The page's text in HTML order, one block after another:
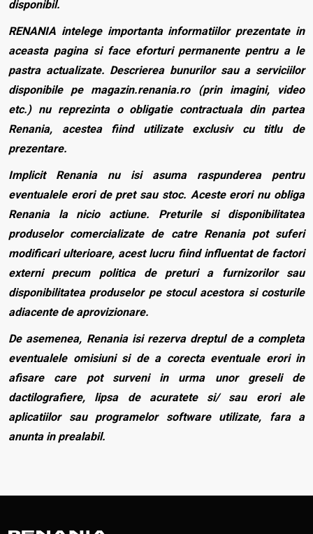
disponibil.
RENANIA intelege importanta informatiilor prezentate in
aceasta pagina si face eforturi permanente pentru a le
pastra actualizate. Descrierea bunurilor sau a serviciilor
disponibile pe magazin.renania.ro (prin imagini, video
etc.) nu reprezinta o obligatie contractuala din partea
Renania, acestea fiind utilizate exclusiv cu titlu de
prezentare.
Implicit Renania nu isi asuma raspunderea pentru
eventualele erori de pret sau stoc. Aceste erori nu obliga
Renania la nicio actiune. Preturile si disponibilitatea
produselor comercializate de catre Renania pot suferi
modificari ulterioare, acest lucru fiind influentat de factori
externi precum politica de preturi a furnizorilor sau
disponibilitatea produselor pe stocul acestora si costurile
adiacente de aprovizionare.
De asemenea, Renania isi rezerva dreptul de a completa
eventualele omisiuni si de a corecta eventuale erori in
afisare care pot surveni in urma unor greseli de
dactilografiere, lipsa de acuratete si/ sau erori ale
aplicatiilor sau programelor software utilizate, fara a
anunta in prealabil.